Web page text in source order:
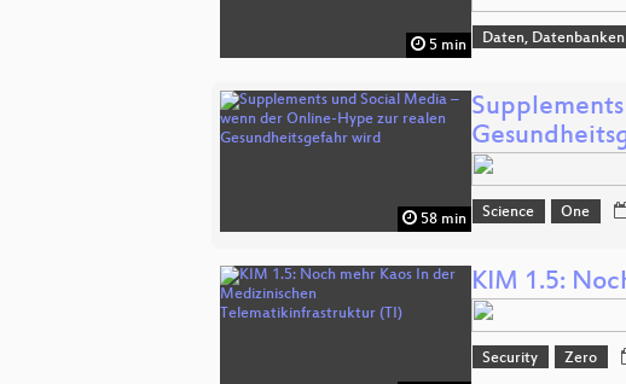
5 min Daten,
58 min Science One
KIM 1.5:
Security Zero